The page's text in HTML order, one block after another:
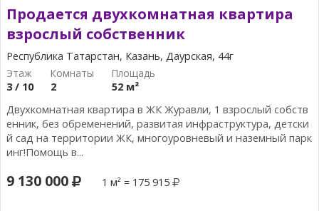
Продается двухкомнатная квартира
взрослый собственник
Республика Татарстан, Казань, Даурская, 44г
3 / 10 2
52 м²
Двухкомнатная квартира в ЖК Журавли, 1 взрослый собств
енник, без обременений, развитая инфраструктура, детски
й сад на территории ЖК, многоуровневый и наземный парк
инг!Помощь в...
9 130 000 1 м² = 175 915